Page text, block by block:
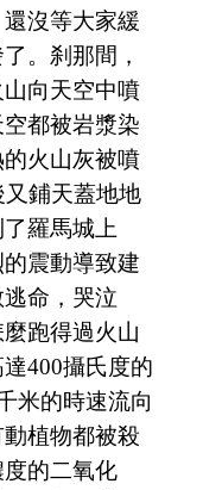
沒等大家緩
。刹那間，
向天空中噴
都被岩漿染
火山灰被噴
鋪天蓋地地
羅馬城上
震動導致建
命，哭泣
跑得過火山
400攝氏度的
米的時速流向
植物都被殺
的二氧化